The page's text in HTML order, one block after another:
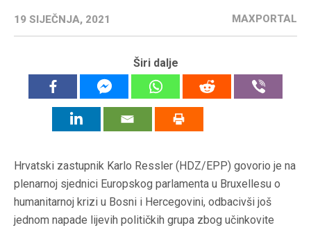
19 SIJEČNJA, 2021 MAXPORTAL
Širi dalje
Hrvatski zastupnik Karlo Ressler ( HDZ/ EPP) govorio je na
plenarnoj sjednici Europskog parlamenta u Bruxellesu o
humanitarnoj krizi u Bosni i Hercegovini, odbacivši još
jednom napade lijevih političkih grupa zbog učinkovite